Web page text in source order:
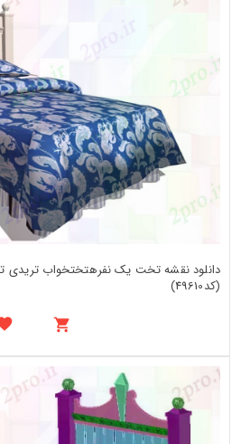
دانلود نقشه تخت یک نفرهتختخواب تریدی
(کد49610)